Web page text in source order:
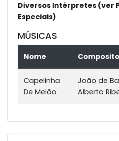
Diversos Intérpretes (ver
Especiais)
MÚSICAS
Nome
Capelinha
De Melão
João de
Alberto